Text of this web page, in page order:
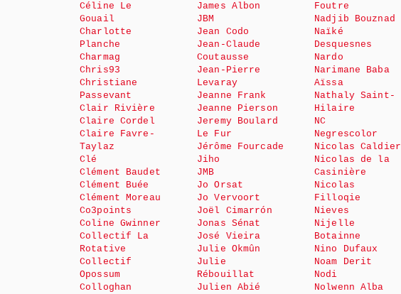
Céline Le
Gouail
Charlotte
Planche
Charmag
Chris93
Christiane
Passevant
Clair Rivière
Claire Cordel
Claire Favre-
Taylaz
Clé
Clément Baudet
Clément Buée
Clément Moreau
Co3points
Coline Gwinner
Collectif La
Rotative
Collectif
Opossum
Colloghan
James Albon
JBM
Jean Codo
Jean-Claude
Coutausse
Jean-Pierre
Levaray
Jeanne Frank
Jeanne Pierson
Jeremy Boulard
Le Fur
Jérôme Fourcade
Jiho
JMB
Jo Orsat
Jo Vervoort
Joël Cimarrón
Jonas Sénat
José Vieira
Julie Okmûn
Julie
Rébouillat
Julien Abié
Foutre
Nadjib Bouznad
Naïké
Desquesnes
Nardo
Narimane Baba
Aïssa
Nathaly Saint-
Hilaire
NC
Negrescolor
Nicolas Caldier
Nicolas de la
Casinière
Nicolas
Filloqie
Nieves
Nijelle
Botainne
Nino Dufaux
Noam Derit
Nodi
Nolwenn Alba